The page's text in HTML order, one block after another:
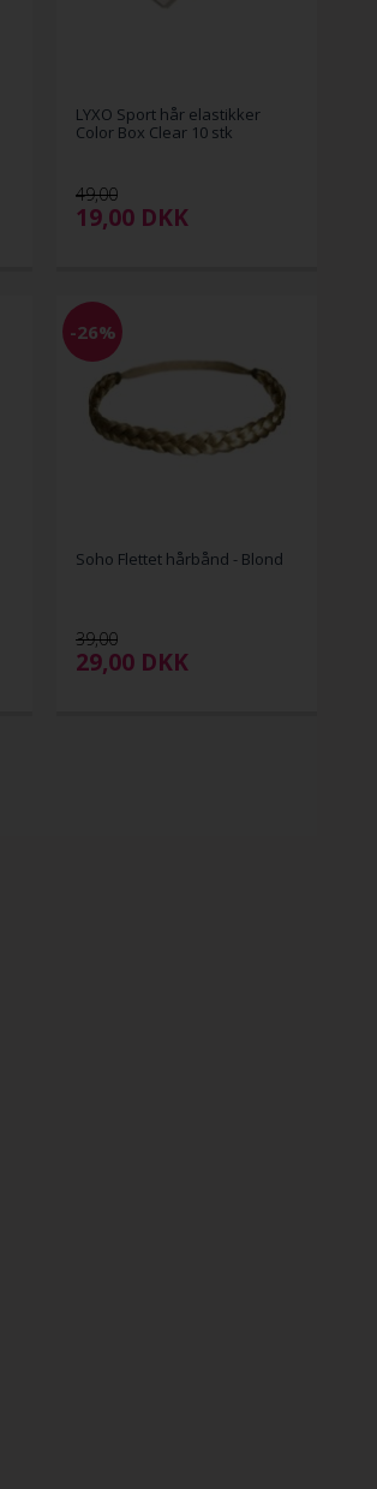
LYXO Sport hår elastikker
Color Box Clear 10 stk
49,00
19,00 DKK
-26%
Soho Flettet hårbånd - Blond
39,00
29,00 DKK